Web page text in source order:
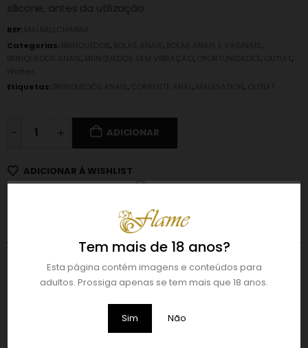
Tem mais de 18 anos?
Esta página contém imagens e conteúdos para
adultos. Prossiga apenas se tem mais que 18 anos.
Sim Não
silicone, antes da utilização.
REF:
Categorias:
, ,
,
, , ,
,
Etiquetas:
, , ,
- ADICIONAR
ADICIONAR À WISHLIST
CORRENTE DE BOLAS ANAIS – MALESATION
A corrente de bolas anais é perfeita para quem deseja